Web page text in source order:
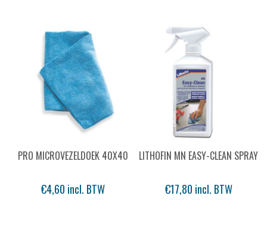
PRO MICROVEZELDOEK 40X40
€4,60 incl. BTW
LITHOFIN MN EASY-CLEAN SPRAY
€17,80 incl. BTW